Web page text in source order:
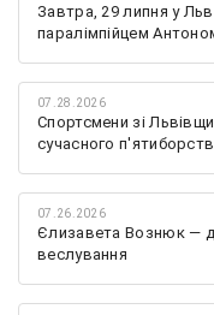
Завтра, 29 липня у
паралімпійцем
07.28.2026
Спортсмени зі
сучасного
07.26.2026
Єлизавета Вознюк —
веслування